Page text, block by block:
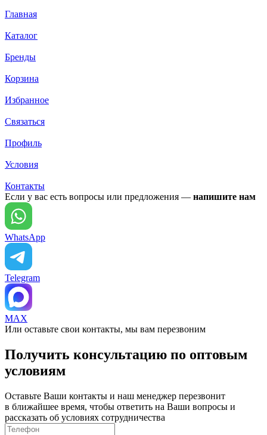
Главная
Каталог
Бренды
Корзина
Избранное
Связаться
Профиль
Условия
Контакты
Если у вас есть вопросы или предложения — напишите нам
WhatsApp
Telegram
MAX
Или оставьте свои контакты, мы вам перезвоним
Получить консультацию по оптовым
условиям
Оставьте Ваши контакты и наш менеджер перезвонит
в ближайшее время, чтобы ответить на Ваши вопросы и
рассказать об условиях сотрудничества